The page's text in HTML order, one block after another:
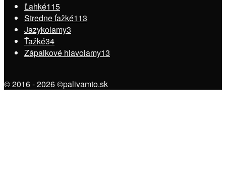
Ľahké115
Stredne ťažké113
Jazykolamy3
Ťažké34
Zápalkové hlavolamy13
© 2016 - 2026 ©palivamto.sk